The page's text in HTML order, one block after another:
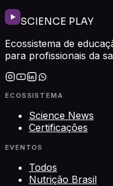
SCIENCE PLAY
Ecossistema de
para profissionais da
ECOSSISTEMA
Science News
Certificações
EVENTOS
Todos
Nutrição Brasil